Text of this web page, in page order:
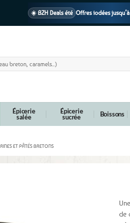
☀️ BZH Deals été Offres iodées jusqu’à
Épicerie
salée
Épicerie
sucrée Boissons
ET PÂTÉS BRETONS
de